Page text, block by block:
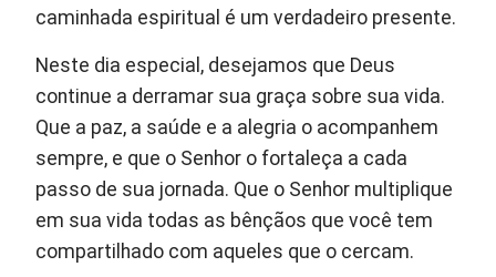
caminhada espiritual é um verdadeiro presente.
Neste dia especial, desejamos que Deus
continue a derramar sua graça sobre sua vida.
Que a paz, a saúde e a alegria o acompanhem
sempre, e que o Senhor o fortaleça a cada
passo de sua jornada. Que o Senhor multiplique
em sua vida todas as bênçãos que você tem
compartilhado com aqueles que o cercam.